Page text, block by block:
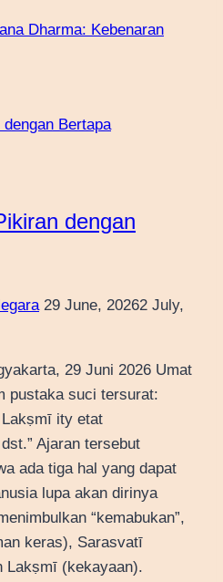
Dharma: Kebenaran
dengan
29 June, 20262 July,
29 Juni 2026 Umat
pustaka suci tersurat:
ity etat
Ajaran tersebut
ada tiga hal yang dapat
lupa akan dirinya
“kemabukan”,
keras), Sarasvatī
Lakṣmī (kekayaan).